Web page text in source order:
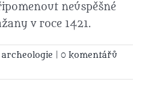
neúspěšné
v roce 1421.
0 komentářů